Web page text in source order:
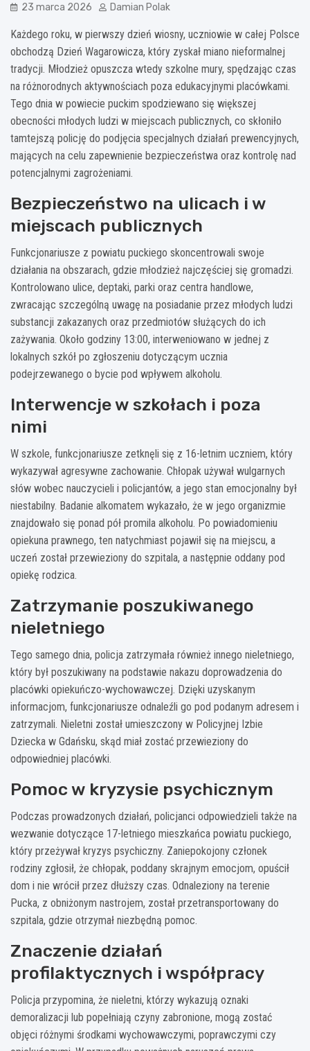
23 marca 2026 Damian Polak
Każdego roku, w pierwszy dzień wiosny, uczniowie w całej Polsce
obchodzą Dzień Wagarowicza, który zyskał miano nieformalnej
tradycji. Młodzież opuszcza wtedy szkolne mury, spędzając czas
na różnorodnych aktywnościach poza edukacyjnymi placówkami.
Tego dnia w powiecie puckim spodziewano się większej
obecności młodych ludzi w miejscach publicznych, co skłoniło
tamtejszą policję do podjęcia specjalnych działań prewencyjnych,
mających na celu zapewnienie bezpieczeństwa oraz kontrolę nad
potencjalnymi zagrożeniami.
Bezpieczeństwo na ulicach i w
miejscach publicznych
Funkcjonariusze z powiatu puckiego skoncentrowali swoje
działania na obszarach, gdzie młodzież najczęściej się gromadzi.
Kontrolowano ulice, deptaki, parki oraz centra handlowe,
zwracając szczególną uwagę na posiadanie przez młodych ludzi
substancji zakazanych oraz przedmiotów służących do ich
zażywania. Około godziny 13:00, interweniowano w jednej z
lokalnych szkół po zgłoszeniu dotyczącym ucznia
podejrzewanego o bycie pod wpływem alkoholu.
Interwencje w szkołach i poza
nimi
W szkole, funkcjonariusze zetknęli się z 16-letnim uczniem, który
wykazywał agresywne zachowanie. Chłopak używał wulgarnych
słów wobec nauczycieli i policjantów, a jego stan emocjonalny był
niestabilny. Badanie alkomatem wykazało, że w jego organizmie
znajdowało się ponad pół promila alkoholu. Po powiadomieniu
opiekuna prawnego, ten natychmiast pojawił się na miejscu, a
uczeń został przewieziony do szpitala, a następnie oddany pod
opiekę rodzica.
Zatrzymanie poszukiwanego
nieletniego
Tego samego dnia, policja zatrzymała również innego nieletniego,
który był poszukiwany na podstawie nakazu doprowadzenia do
placówki opiekuńczo-wychowawczej. Dzięki uzyskanym
informacjom, funkcjonariusze odnaleźli go pod podanym adresem i
zatrzymali. Nieletni został umieszczony w Policyjnej Izbie
Dziecka w Gdańsku, skąd miał zostać przewieziony do
odpowiedniej placówki.
Pomoc w kryzysie psychicznym
Podczas prowadzonych działań, policjanci odpowiedzieli także na
wezwanie dotyczące 17-letniego mieszkańca powiatu puckiego,
który przeżywał kryzys psychiczny. Zaniepokojony członek
rodziny zgłosił, że chłopak, poddany skrajnym emocjom, opuścił
dom i nie wrócił przez dłuższy czas. Odnaleziony na terenie
Pucka, z obniżonym nastrojem, został przetransportowany do
szpitala, gdzie otrzymał niezbędną pomoc.
Znaczenie działań
profilaktycznych i współpracy
Policja przypomina, że nieletni, którzy wykazują oznaki
demoralizacji lub popełniają czyny zabronione, mogą zostać
objęci różnymi środkami wychowawczymi, poprawczymi czy